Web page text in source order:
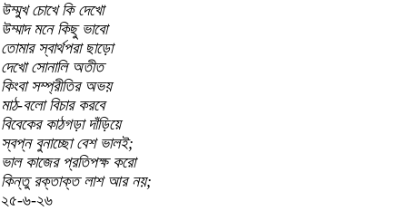
উম্মুখ চোখে কি দেখো
উম্মাদ মনে কিছু ভাবো
তোমার স্বার্থপরা ছাড়ো
দেখো সোনালি অতীত
কিংবা সম্প্রীতির অভয়
মাঠ-বলো বিচার করবে
বিবেকের কাঠগড়া দাঁড়িয়ে
স্বপ্ন বুনাচ্ছো বেশ ভালই;
ভাল কাজের প্রতিপক্ষ করো
কিন্তু রক্তাক্ত লাশ আর নয়;
২৫-৬-২৬